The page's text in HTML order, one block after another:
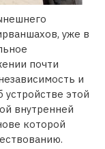
уже в
почти
и
этой
внутренней
которой